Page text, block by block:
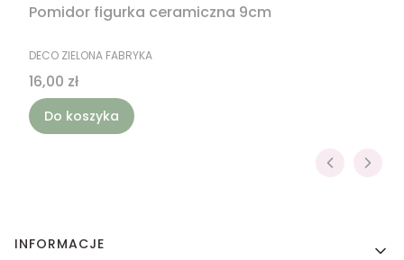
Pomidor figurka ceramiczna 9cm
PRODUCENT
DECO ZIELONA FABRYKA
Cena
16,00 zł
Do koszyka
Linki w stopce
INFORMACJE